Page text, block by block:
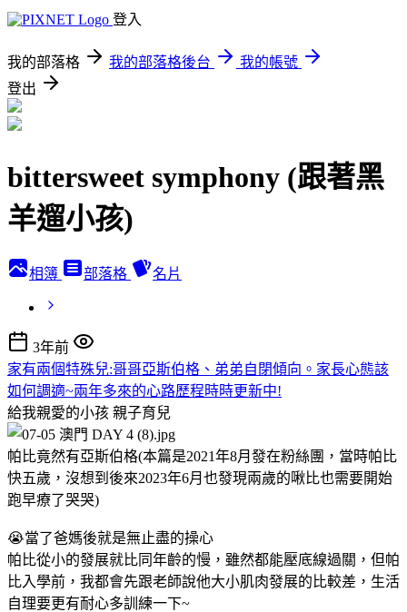
登入
我的部落格 我的部落格後台
我的帳號
登出
bittersweet symphony (跟著黑
羊遛小孩)
相簿 部落格 名片
3年前
家有兩個特殊兒:哥哥亞斯伯格、弟弟自閉傾向。家長心態該
如何調適~兩年多來的心路歷程時時更新中!
給我親愛的小孩 親子育兒
帕比竟然有亞斯伯格(本篇是2021年8月發在粉絲團，當時帕比
快五歲，沒想到後來2023年6月也發現兩歲的啾比也需要開始
跑早療了哭哭)
😭當了爸媽後就是無止盡的操心
帕比從小的發展就比同年齡的慢，雖然都能壓底線過關，但帕
比入學前，我都會先跟老師說他大小肌肉發展的比較差，生活
自理要更有耐心多訓練一下~